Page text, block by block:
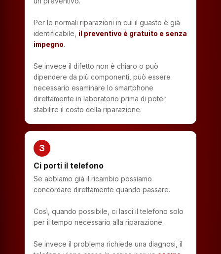
Per le normali riparazioni in cui il guasto è già
identificabile, il preventivo è gratuito e senza
impegno.
Se invece il difetto non è chiaro o può
dipendere da più componenti, può essere
necessario esaminare lo smartphone
direttamente in laboratorio prima di poter
stabilire il costo della riparazione.
3
Ci porti il telefono
Se abbiamo già il ricambio possiamo
concordare direttamente quando passare.
Così, quando possibile, ci lasci il telefono solo
per il tempo necessario alla riparazione.
Se invece il problema richiede una diagnosi, il